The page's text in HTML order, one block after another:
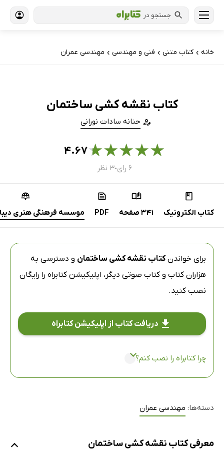
جستجو در
خانه › کتاب‌ متنی › فنی و مهندسی › مهندسی عمران
کتاب نقشه کشی ساختمان
حنانه سادات نورانی
★
★
★
★
★۴.۶۷
۶ رای ●۳ نظر
کتاب الکترونیک 341 صفحه PDF موسسه فرهنگی هنری
برای خواندنکتاب نقشه کشی ساختمان و دسترسی به
هزاران کتاب و کتاب صوتی دیگر، اپلیکیشن کتابراه را رایگان
نصب کنید.
دریافت کتاب از اپلیکیشن کتابراه
چرا کتابراه را نصب کنم؟
دسته‌ها: مهندسی عمران
معرفی کتاب نقشه کشی ساختمان